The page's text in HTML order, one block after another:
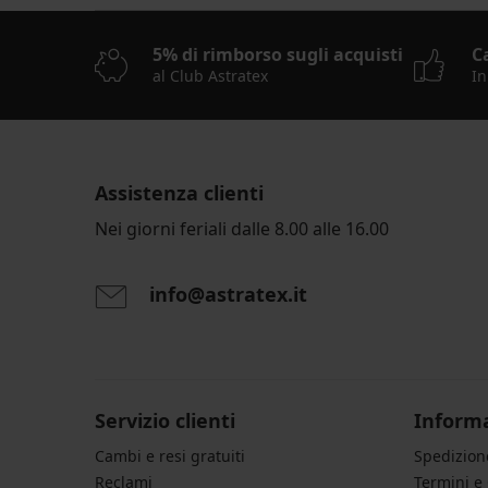
5% di rimborso sugli acquisti
al Club Astratex
Assistenza clienti
Nei giorni feriali dalle 8.00 alle 16.00
info@astratex.it
Servizio clienti
Cambi e resi gratuiti
Reclami
Termini e